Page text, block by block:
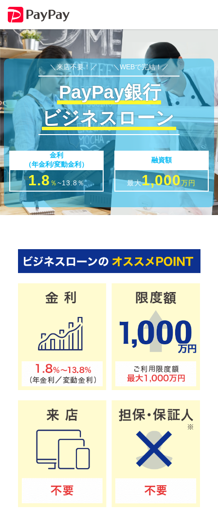
来店不要！ WEBで完結！
PayPay銀行
ビジネスローン
金利
（年金利/変動金利）
1.8 ％~13.8％
融資額
最大1,000万円